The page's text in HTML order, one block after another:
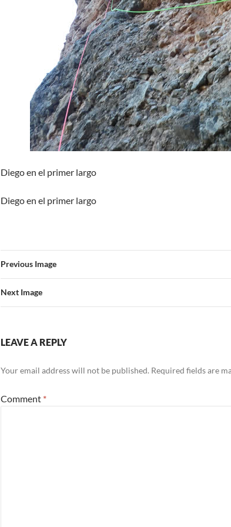
Diego en el primer largo
Diego en el primer largo
Previous Image
Next Image
LEAVE A REPLY
Your email address will not be published. Required fields are
Comment *